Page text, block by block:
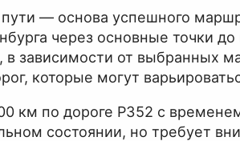
— основа успешного
через основные точки до
в зависимости от выбранных
которые могут
км по дороге Р352 с
состоянии, но требует